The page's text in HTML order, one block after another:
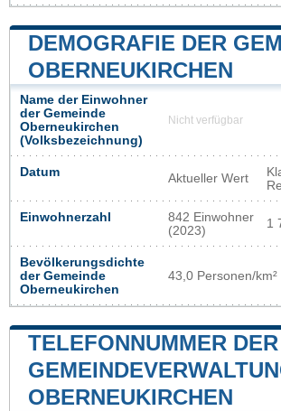
DEMOGRAFIE DER
OBERNEUKIRCHEN
Name der Einwohner
der Gemeinde
Oberneukirchen
(Volksbezeichnung)
Nicht verfügbar
Datum Aktueller Wert
Einwohnerzahl
842 Einwohner
(2023)
1
Bevölkerungsdichte
der Gemeinde
Oberneukirchen
43,0 Personen/km²
TELEFONNUMMER DER
OBERNEUKIRCHEN